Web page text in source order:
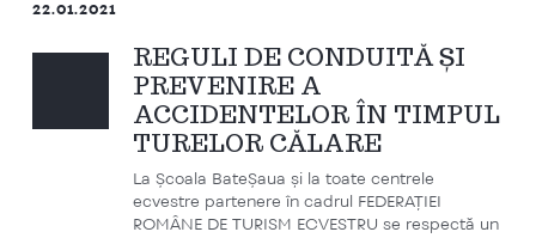
22.01.2021
REGULI DE CONDUITĂ ȘI
PREVENIRE A
ACCIDENTELOR ÎN TIMPUL
TURELOR CĂLARE
La Școala BateȘaua și la toate centrele
ecvestre partenere în cadrul FEDERAȚIEI
ROMÂNE DE TURISM ECVESTRU se respectă un